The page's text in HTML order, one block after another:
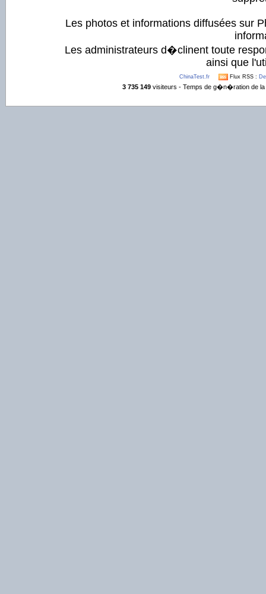
Les photos et informations diffusées sur
Les administrateurs d�clinent toute
ainsi que
ChinaTest.fr Flux RSS :
3 735 149visiteurs - Temps de g�n�ration de